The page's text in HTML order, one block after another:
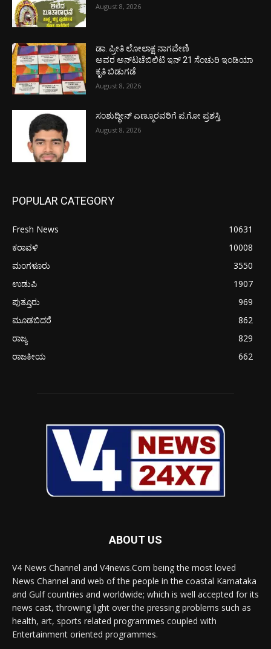
August 8, 2026
ಡಾ. ಪ್ರೀತಿ ಲೋಲಾಕ್ಷ ನಾಗವೇಣಿ
ಅವರ ಅನ್‌ಟಚೆಬಿಲಿಟಿ ಇನ್ 21 ಸೆಂಚುರಿ ಇಂಡಿಯಾ
ಕೃತಿ ಬಿಡುಗಡೆ
August 8, 2026
ಸಂಶುದ್ಧೀನ್ ಎಣ್ಮೂರವರಿಗೆ ಪ.ಗೋ ಪ್ರಶಸ್ತಿ
August 8, 2026
POPULAR CATEGORY
Fresh News
10631
ಕರಾವಳಿ
10008
ಮಂಗಳೂರು
3550
ಉಡುಪಿ
1907
ಪುತ್ತೂರು
969
ಮೂಡಬಿದರೆ
862
ರಾಜ್ಯ
829
ರಾಜಕೀಯ
662
ABOUT US
V4 News Channel and V4news.Com being the most loved
News Channel and web of the people in the coastal Karnataka
and Gulf countries and worldwide; which is well accepted for its
news cast, throwing light over the pressing problems such as
health, art, sports related programmes coupled with
Entertainment oriented programmes.